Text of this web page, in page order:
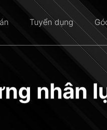
Tuyển dụng
nhân